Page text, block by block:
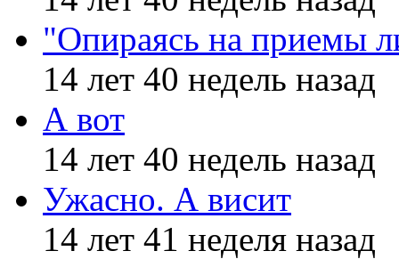
"Опираясь на приемы
14 лет 40 недель назад
А вот
14 лет 40 недель назад
Ужасно. А висит
14 лет 41 неделя назад